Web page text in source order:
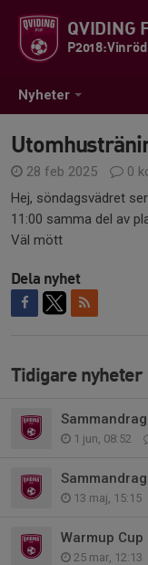
Nyheter
QVIDING
P2018:Vinröd
28 feb 2025
0
Hej, söndagsvädret
11:00 samma del av
Väl mött
Dela nyhet
Tidigare nyheter
1 jun, 08:52
13 maj, 15:15
Warmup
25 mar, 12:13